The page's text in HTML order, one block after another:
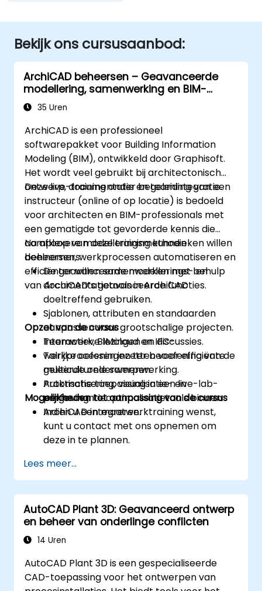
Bekijk ons cursusaanbod:
ArchiCAD beheersen – Geavanceerde
modellering, samenwerking en BIM-
werkprocessen
35 Uren
ArchiCAD is een professioneel
softwarepakket voor Building Information
Modeling (BIM), ontwikkeld door Graphisoft.
Het wordt veel gebruikt bij architectonisch
ontwerp, documentatie en teamintegratie.
Deze live-training onder begeleiding van een
instructeur (online of op locatie) is bedoeld
voor architecten en BIM-professionals met
een gematigde tot gevorderde kennis die
complexere modelleringsmethodieken willen
beheersen, werkprocessen automatiseren en
efficiënter willen samenwerken met behulp
van ArchiCAD’s geavanceerde functies.
Na afloop van deze training kunnen
deelnemers:
De geavanceerde modellerings- en
documentatietools in ArchiCAD
doeltreffend gebruiken.
Sjablonen, attributen en standaarden
aanpassen voor grootschalige projecten.
Teamwerk, BIMcloud en IFC-
werkprocessen inzetten voor efficiënte
multiculturele samenwerking.
Automatisering, visualisatie- en
performantieoptimalisatietools binnen
ArchiCAD integreren.
Opzet van de cursus
Interactieve lezingen en discussies.
Talrijke oefeningen ter beoefening van de
geleerde onderwerpen.
Praktische toepassing in een live-lab-
omgeving.
Mogelijkheden tot aanpassing van de cursus
Indien u een maatwerktraining wenst,
kunt u contact met ons opnemen om
deze in te plannen.
Lees meer...
AutoCAD Plant 3D: Geavanceerd ontwerp
en beheer van onderlinge conflicten
14 Uren
AutoCAD Plant 3D is een gespecialiseerde
CAD-toepassing voor het ontwerpen van